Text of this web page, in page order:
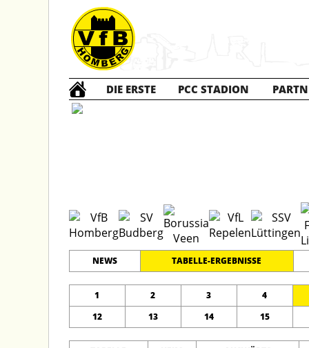
DIE ERSTE PCC STADION
NEWS TABELLE-ERGEBNISSE
1 2 3
4
12
13 14 15